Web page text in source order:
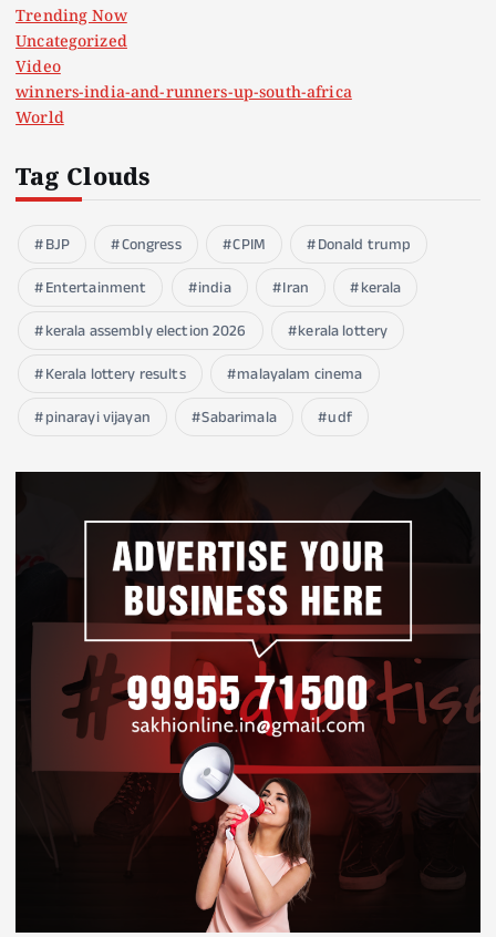
Trending Now
Uncategorized
Video
winners-india-and-runners-up-south-africa
World
Tag Clouds
BJP Congress CPIM
Donald trump
Entertainment
india Iran
kerala
kerala assembly election 2026
kerala lottery
Kerala lottery results
malayalam cinema
pinarayi vijayan
Sabarimala udf